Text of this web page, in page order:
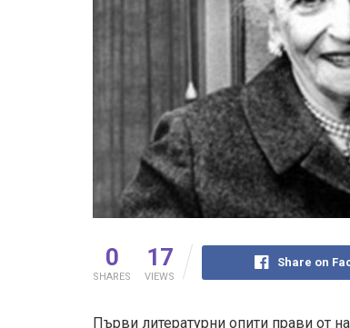
0
SHARES
17
VIEWS
Share on
Първи литературни опити прави от